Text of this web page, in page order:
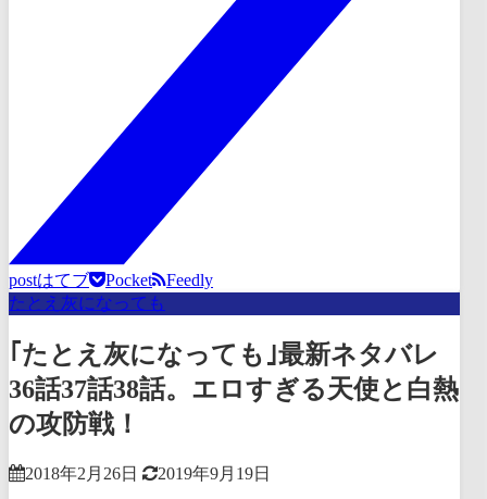
postはてブ Pocket
Feedly
たとえ灰になっても
｢たとえ灰になっても｣最新ネタバレ
36話37話38話。エロすぎる天使と白熱
の攻防戦！
2018年2月26日 2019年9月19日